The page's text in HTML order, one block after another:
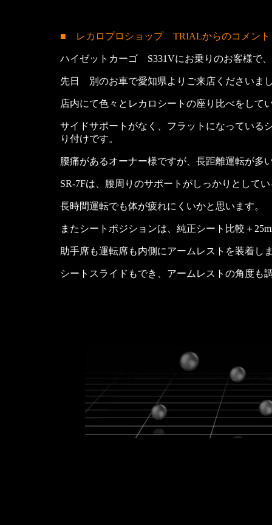
■ レカロプロショップ TRIALからのコメン
ハイゼットカーゴ S331Vにお乗りのお客様で、
先日 別のお車で愛知県よりご来店くださいま
店内にて色々とレカロシートの座り比べをし
サイドサポートがなく、フラットになっている
り付けです。
腰痛があるオーナー様ですが、長距離運転が多
SR-7Fは、腰周りのサポートがしっかりとして
長時間運転でも体が疲れにくいかと思います。
またシートポジションは、純正シート比較＋
助手席も運転席も内側にアームレストを装着し
シートスライドもでき、アームレストの角度も